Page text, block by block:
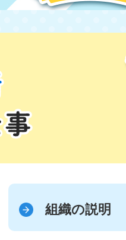
組織の説明